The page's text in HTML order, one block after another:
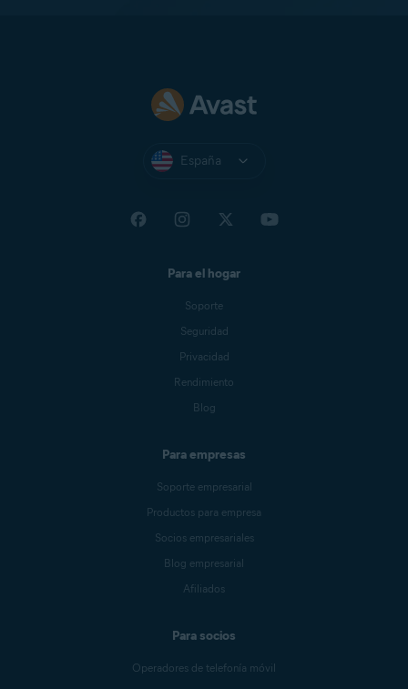
España
Para el hogar
Soporte
Seguridad
Privacidad
Rendimiento
Blog
Para empresas
Soporte empresarial
Productos para empresa
Socios empresariales
Blog empresarial
Afiliados
Para socios
Operadores de telefonía móvil